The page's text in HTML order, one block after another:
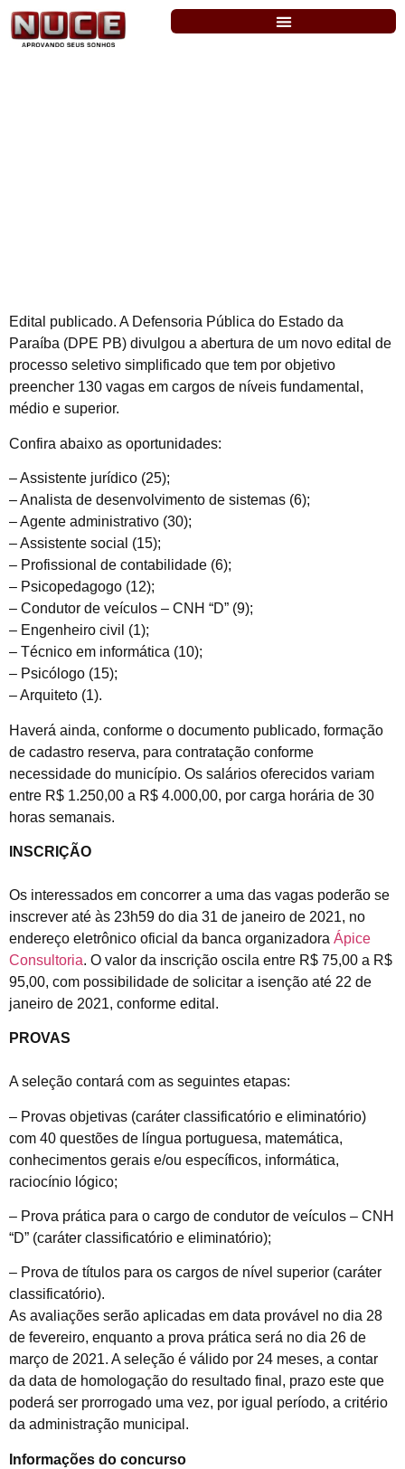
Edital publicado. A Defensoria Pública do Estado da
Paraíba (DPE PB) divulgou a abertura de um novo edital de
processo seletivo simplificado que tem por objetivo
preencher 130 vagas em cargos de níveis fundamental,
médio e superior.
Confira abaixo as oportunidades:
– Assistente jurídico (25);
– Analista de desenvolvimento de sistemas (6);
– Agente administrativo (30);
– Assistente social (15);
– Profissional de contabilidade (6);
– Psicopedagogo (12);
– Condutor de veículos – CNH “D” (9);
– Engenheiro civil (1);
– Técnico em informática (10);
– Psicólogo (15);
– Arquiteto (1).
Haverá ainda, conforme o documento publicado, formação
de cadastro reserva, para contratação conforme
necessidade do município. Os salários oferecidos variam
entre R$ 1.250,00 a R$ 4.000,00, por carga horária de 30
horas semanais.
INSCRIÇÃO
Os interessados em concorrer a uma das vagas poderão se
inscrever até às 23h59 do dia 31 de janeiro de 2021, no
endereço eletrônico oficial da banca organizadora Ápice
Consultoria. O valor da inscrição oscila entre R$ 75,00 a R$
95,00, com possibilidade de solicitar a isenção até 22 de
janeiro de 2021, conforme edital.
PROVAS
A seleção contará com as seguintes etapas:
– Provas objetivas (caráter classificatório e eliminatório)
com 40 questões de língua portuguesa, matemática,
conhecimentos gerais e/ou específicos, informática,
raciocínio lógico;
– Prova prática para o cargo de condutor de veículos – CNH
“D” (caráter classificatório e eliminatório);
– Prova de títulos para os cargos de nível superior (caráter
classificatório).
As avaliações serão aplicadas em data provável no dia 28
de fevereiro, enquanto a prova prática será no dia 26 de
março de 2021. A seleção é válido por 24 meses, a contar
da data de homologação do resultado final, prazo este que
poderá ser prorrogado uma vez, por igual período, a critério
da administração municipal.
Informações do concurso